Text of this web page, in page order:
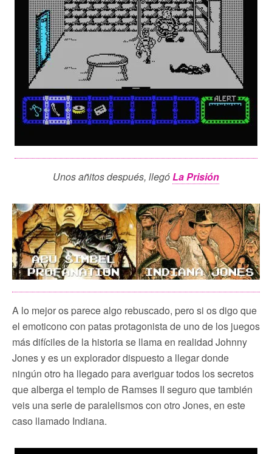
Unos añitos después, llegó La Prisión
A lo mejor os parece algo rebuscado, pero si os digo que
el emoticono con patas protagonista de uno de los juegos
más difíciles de la historia se llama en realidad Johnny
Jones y es un explorador dispuesto a llegar donde
ningún otro ha llegado para averiguar todos los secretos
que alberga el templo de Ramses II seguro que también
veis una serie de paralelismos con otro Jones, en este
caso llamado Indiana.